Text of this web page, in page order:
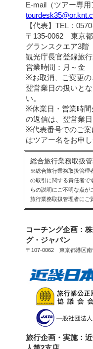
E-mail（ツアー専用
【代表】TEL：
〒135-0062 東京
グランスクエア3階
観光庁長官登録旅
営業時間：月～金
※お取消、ご変更の
翌営業日の扱いと
い。
※休業日・営業時間
の返信は、翌営業
※代表番号でのご案
はツアー名をお申し
総合旅行業務取扱
※総合旅行業務取扱管理
の取引に関する責任者で
らの説明にご不明な点が
旅行業務取扱管理者にご
コーチング企画：
グ・ジャパン
〒107-0062 東京都港区
旅行企画・実施：